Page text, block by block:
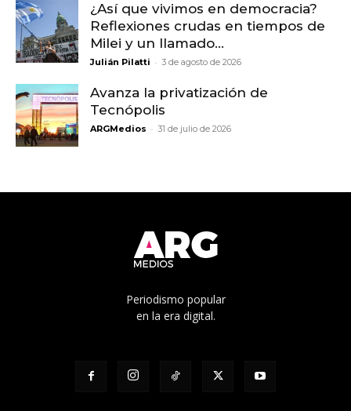
¿Así que vivimos en democracia?
Reflexiones crudas en tiempos de
Milei y un llamado...
Julián Pilatti - 3 de agosto de 2026
Avanza la privatización de
Tecnópolis
ARGMedios - 31 de julio de 2026
Periodismo popular
en la era digital.